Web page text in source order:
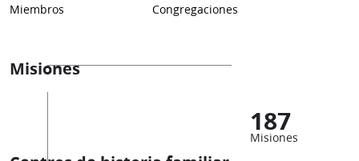
Miembros Congregaciones
Misiones
187
Misiones